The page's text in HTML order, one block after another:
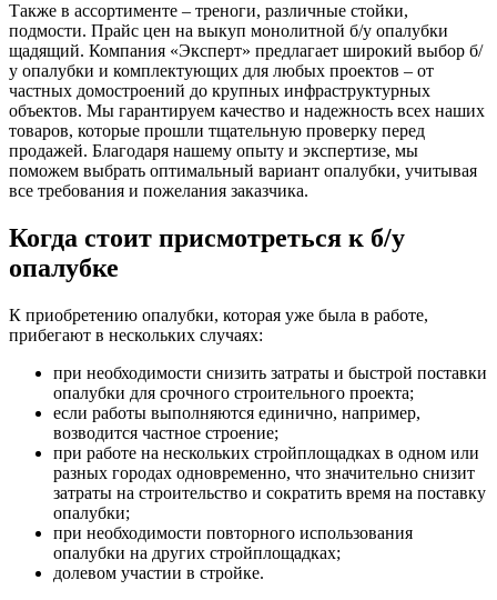
Также в ассортименте – треноги, различные стойки,
подмости. Прайс цен на выкуп монолитной б/у опалубки
щадящий. Компания «Эксперт» предлагает широкий выбор б/
у опалубки и комплектующих для любых проектов – от
частных домостроений до крупных инфраструктурных
объектов. Мы гарантируем качество и надежность всех наших
товаров, которые прошли тщательную проверку перед
продажей. Благодаря нашему опыту и экспертизе, мы
поможем выбрать оптимальный вариант опалубки, учитывая
все требования и пожелания заказчика.
Когда стоит присмотреться к б/у
опалубке
К приобретению опалубки, которая уже была в работе,
прибегают в нескольких случаях:
при необходимости снизить затраты и быстрой поставки
опалубки для срочного строительного проекта;
если работы выполняются единично, например,
возводится частное строение;
при работе на нескольких стройплощадках в одном или
разных городах одновременно, что значительно снизит
затраты на строительство и сократить время на поставку
опалубки;
при необходимости повторного использования
опалубки на других стройплощадках;
долевом участии в стройке.